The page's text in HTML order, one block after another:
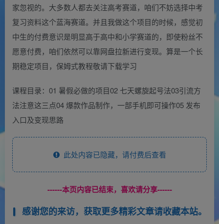
家忽视的。大多数人都去关注高考赛道，咱们不妨选择中考
复习资料这个蓝海赛道。并且我做这个项目的时候，感觉初
中生的付费意识是明显高于高中和小学赛道的，即使粉丝不
愿意付费，咱们依然可以靠网盘拉新进行变现。算是一个长
期稳定项目，保姆式教程敬请下载学习
课程目录：01 暑假必做的项目02 七天螺旋起号法03引流方
法注意这三点04 爆款作品制作，一部手机即可操作05 发布
入口及变现思路
此处内容已隐藏，请付费后查看
------本页内容已结束，喜欢请分享------
感谢您的来访，获取更多精彩文章请收藏本站。